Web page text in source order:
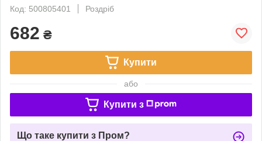
Код: 500805401
Роздріб
682 ₴
Купити
або
Купити з
Що таке купити з Пром?